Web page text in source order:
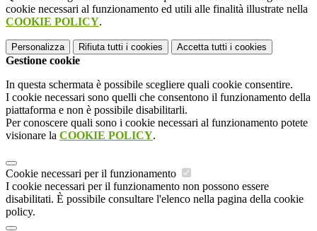
cookie necessari al funzionamento ed utili alle finalità illustrate nella
COOKIE POLICY.
Personalizza Rifiuta tutti i cookies Accetta tutti i cookies
Gestione cookie
In questa schermata è possibile scegliere quali cookie consentire.
I cookie necessari sono quelli che consentono il funzionamento della
piattaforma e non è possibile disabilitarli.
Per conoscere quali sono i cookie necessari al funzionamento potete
visionare la COOKIE POLICY.
Cookie necessari per il funzionamento
I cookie necessari per il funzionamento non possono essere
disabilitati. È possibile consultare l'elenco nella pagina della cookie
policy.